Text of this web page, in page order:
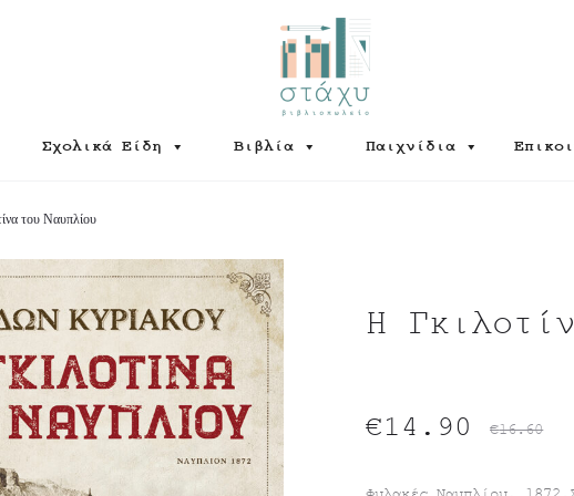
Σχολικά Είδη Βιβλία Παιχνίδια
του Ναυπλίου
Η
€16.60
Original
price
€14.90
Η
τρέχουσα